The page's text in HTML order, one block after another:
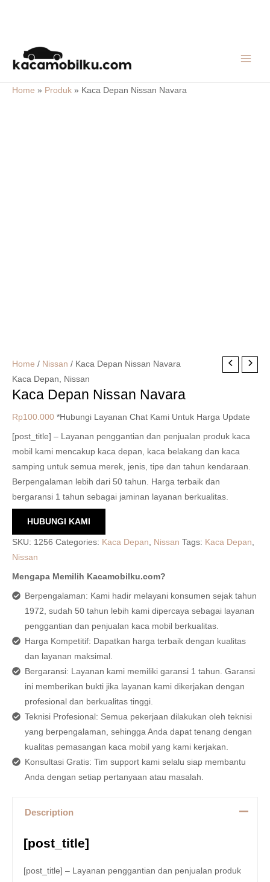
content
Home » Produk » Kaca Depan Nissan Navara
Home / Nissan / Kaca Depan Nissan Navara
Kaca Depan, Nissan
Kaca Depan Nissan Navara
Rp100.000 *Hubungi Layanan Chat Kami Untuk Harga Update
[post_title] – Layanan penggantian dan penjualan produk kaca
mobil kami mencakup kaca depan, kaca belakang dan kaca
samping untuk semua merek, jenis, tipe dan tahun kendaraan.
Berpengalaman lebih dari 50 tahun. Harga terbaik dan
bergaransi 1 tahun sebagai jaminan layanan berkualitas.
HUBUNGI KAMI
SKU: 1256 Categories: Kaca Depan, Nissan Tags: Kaca Depan,
Nissan
Mengapa Memilih Kacamobilku.com?
Berpengalaman: Kami hadir melayani konsumen sejak tahun
1972, sudah 50 tahun lebih kami dipercaya sebagai layanan
penggantian dan penjualan kaca mobil berkualitas.
Harga Kompetitif: Dapatkan harga terbaik dengan kualitas
dan layanan maksimal.
Bergaransi: Layanan kami memiliki garansi 1 tahun. Garansi
ini memberikan bukti jika layanan kami dikerjakan dengan
profesional dan berkualitas tinggi.
Teknisi Profesional: Semua pekerjaan dilakukan oleh teknisi
yang berpengalaman, sehingga Anda dapat tenang dengan
kualitas pemasangan kaca mobil yang kami kerjakan.
Konsultasi Gratis: Tim support kami selalu siap membantu
Anda dengan setiap pertanyaan atau masalah.
Description
[post_title]
[post_title] – Layanan penggantian dan penjualan produk